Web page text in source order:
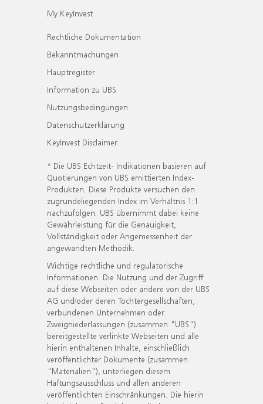
My KeyInvest
Rechtliche Dokumentation
Bekanntmachungen
Hauptregister
Information zu UBS
Nutzungsbedingungen
Datenschutzerklärung
KeyInvest Disclaimer
* Die UBS Echtzeit- Indikationen basieren auf
Quotierungen von UBS emittierten Index-
Produkten. Diese Produkte versuchen den
zugrundeliegenden Index im Verhältnis 1:1
nachzufolgen. UBS übernimmt dabei keine
Gewährleistung für die Genauigkeit,
Vollständigkeit oder Angemessenheit der
angewandten Methodik.
Wichtige rechtliche und regulatorische
Informationen. Die Nutzung und der Zugriff
auf diese Webseiten oder andere von der UBS
AG und/oder deren Tochtergesellschaften,
verbundenen Unternehmen oder
Zweigniederlassungen (zusammen "UBS")
bereitgestellte verlinkte Webseiten und alle
hierin enthaltenen Inhalte, einschließlich
veröffentlichter Dokumente (zusammen
"Materialien"), unterliegen diesem
Haftungsausschluss und allen anderen
veröffentlichten Einschränkungen. Die hierin